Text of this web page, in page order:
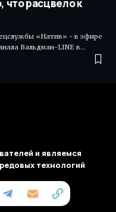
что расцвело к
«Натив» - в эфире
Вальдман-LINE в…
и являемся
технологий